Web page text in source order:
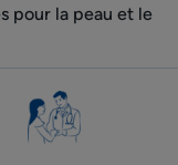
pour la peau et le